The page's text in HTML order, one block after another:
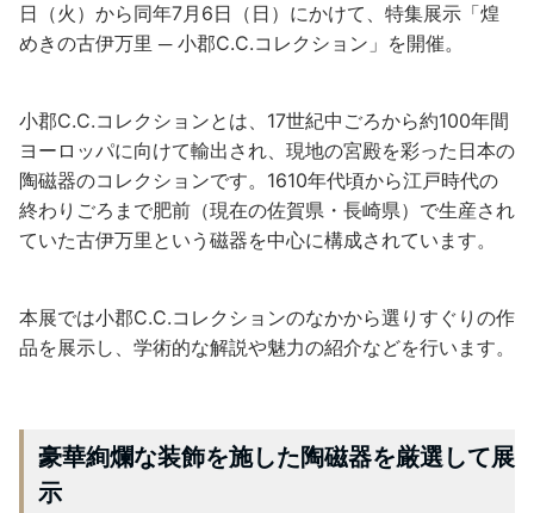
日（火）から同年7月6日（日）にかけて、特集展示「煌
めきの古伊万里 ─ 小郡C.C.コレクション」を開催。
小郡C.C.コレクションとは、17世紀中ごろから約100年間
ヨーロッパに向けて輸出され、現地の宮殿を彩った日本の
陶磁器のコレクションです。1610年代頃から江戸時代の
終わりごろまで肥前（現在の佐賀県・長崎県）で生産され
ていた古伊万里という磁器を中心に構成されています。
本展では小郡C.C.コレクションのなかから選りすぐりの作
品を展示し、学術的な解説や魅力の紹介などを行います。
豪華絢爛な装飾を施した陶磁器を厳選して展
示